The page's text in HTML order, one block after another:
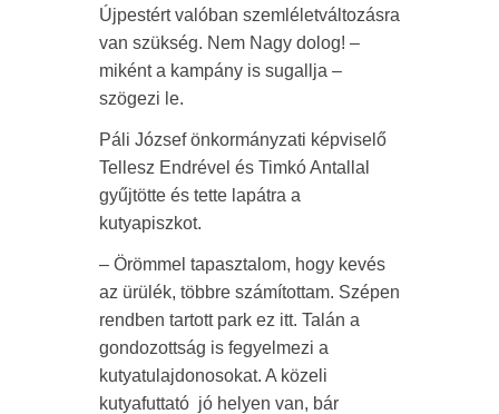
Újpestért valóban szemléletváltozásra
van szükség. Nem Nagy dolog! –
miként a kampány is sugallja –
szögezi le.
Páli József önkormányzati képviselő
Tellesz Endrével és Timkó Antallal
gyűjtötte és tette lapátra a
kutyapiszkot.
– Örömmel tapasztalom, hogy kevés
az ürülék, többre számítottam. Szépen
rendben tartott park ez itt. Talán a
gondozottság is fegyelmezi a
kutyatulajdonosokat. A közeli
kutyafuttató jó helyen van, bár